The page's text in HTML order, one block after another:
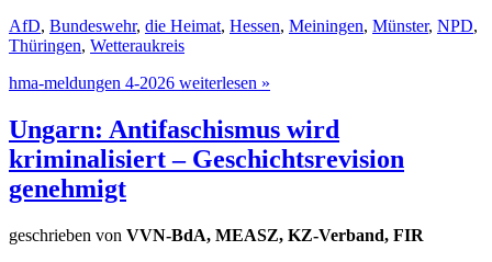
AfD, Bundeswehr, die Heimat, Hessen, Meiningen, Münster, NPD,
Thüringen, Wetteraukreis
hma-meldungen 4-2026 weiterlesen »
Ungarn: Antifaschismus wird
kriminalisiert – Geschichtsrevision
genehmigt
geschrieben von VVN-BdA, MEASZ, KZ-Verband, FIR